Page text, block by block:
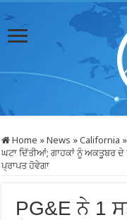
Home »News »California »
ਘਟਾ ਦਿੱਤੀਆਂ; ਗਾਹਕਾਂ ਨੂੰ ਅਕਤੂਬਰ ਦੇ
ਪ੍ਰਾਪਤ ਹੋਵੇਗਾ
PG&E ਨੇ 1